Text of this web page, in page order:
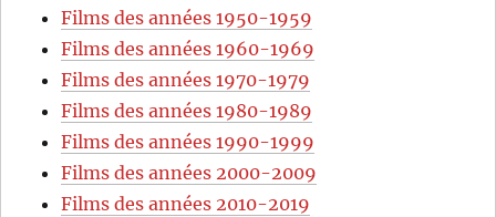
Films des années 1950-1959
Films des années 1960-1969
Films des années 1970-1979
Films des années 1980-1989
Films des années 1990-1999
Films des années 2000-2009
Films des années 2010-2019